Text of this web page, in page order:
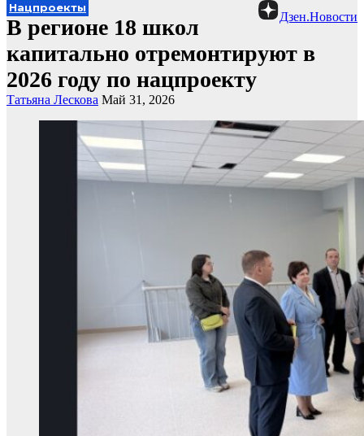
Дзен.Новости
Нацпроекты
В регионе 18 школ
капитально отремонтируют в
2026 году по нацпроекту
Татьяна Лескова Май 31, 2026